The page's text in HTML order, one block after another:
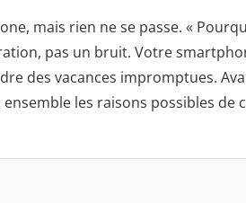
mais rien ne se passe. «
pas un bruit. Votre
des vacances impromptues.
les raisons possibles de